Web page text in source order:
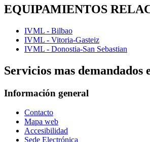
EQUIPAMIENTOS
IVML - Bilbao
IVML - Vitoria-Gasteiz
IVML - Donostia-San Sebastian
Servicios mas demandados
Información general
Contacto
Mapa web
Accesibilidad
Sede Electrónica